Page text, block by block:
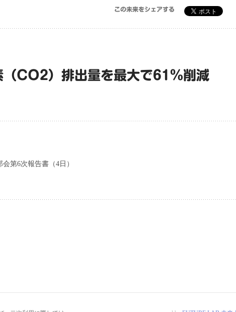
この未来をシェアする
（CO2）排出量を最大で61％削減
第6次報告書（4日）